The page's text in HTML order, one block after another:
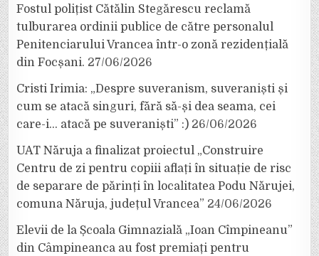
Fostul polițist Cătălin Stegărescu reclamă
tulburarea ordinii publice de către personalul
Penitenciarului Vrancea într-o zonă rezidențială
din Focșani. 27/06/2026
Cristi Irimia: „Despre suveranism, suveraniști și
cum se atacă singuri, fără să-și dea seama, cei
care-i… atacă pe suveraniști” :) 26/06/2026
UAT Năruja a finalizat proiectul „Construire
Centru de zi pentru copiii aflați în situație de risc
de separare de părinți în localitatea Podu Nărujei,
comuna Năruja, județul Vrancea” 24/06/2026
Elevii de la Școala Gimnazială „Ioan Cîmpineanu”
din Câmpineanca au fost premiați pentru